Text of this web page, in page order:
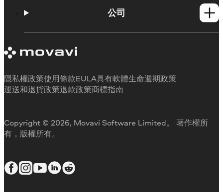
學習平台
取消訂閱
退款
公司
客戶評價
為何要選擇我們
工作用
Copyright © 2026, Movavi Software Limited。 著作權所
有，版權所有。
隱私權政策使用條款EULA具有軟體生命週期政策
運送和退貨政策退款政策商標指南